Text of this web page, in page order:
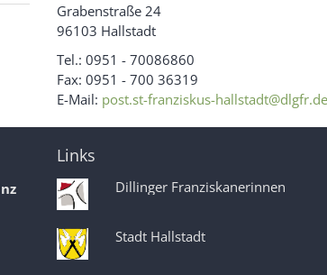
Grabenstraße 24
96103 Hallstadt
Tel.: 0951 - 70086860
Fax: 0951 - 700 36319
E-Mail: post.st-franziskus-hallstadt@dlgfr.de
Links
Dillinger Franziskanerinnen
Stadt Hallstadt